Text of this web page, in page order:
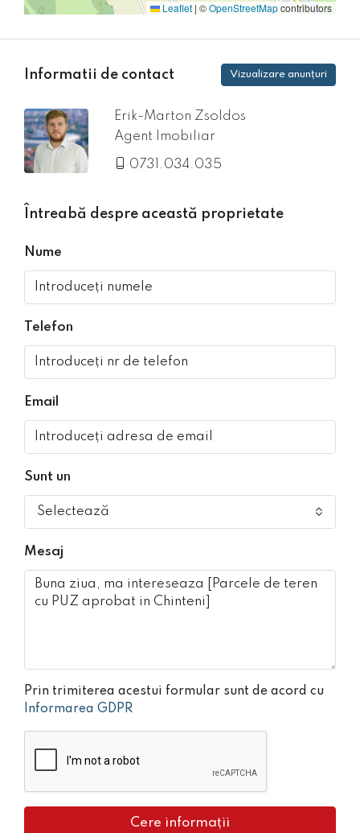
Leaflet | ©OpenStreetMapcontributors
Informatii de contact Vizualizare anunțuri
Erik-Marton Zsoldos
Agent Imobiliar
0731.034.035
Întreabă despre această proprietate
Nume
Telefon
Email
Sunt un
Selectează
Mesaj
Prin trimiterea acestui formular sunt de acord cu
Informarea GDPR
Cere informații